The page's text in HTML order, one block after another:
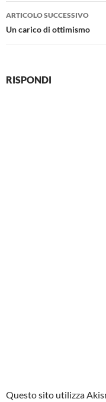
ARTICOLO SUCCESSIVO
Un carico di ottimismo
RISPONDI
Questo sito utilizza